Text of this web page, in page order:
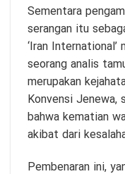
Sementara
serangan itu
‘Iran
seorang analis
merupakan
Konvensi Jenewa,
bahwa kematian
akibat dari
Pembenaran ini,